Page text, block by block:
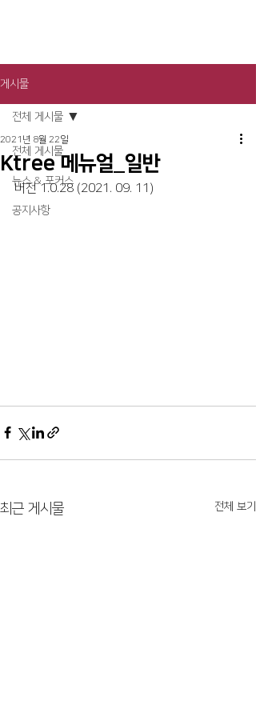
게시물
전체 게시물
뉴스 & 포커스
공지사항
전체 게시물
Ktree 메뉴얼_일반
2021년 8월 22일
버전 1.0.28 (2021. 09. 11)
최근 게시물 전체 보기